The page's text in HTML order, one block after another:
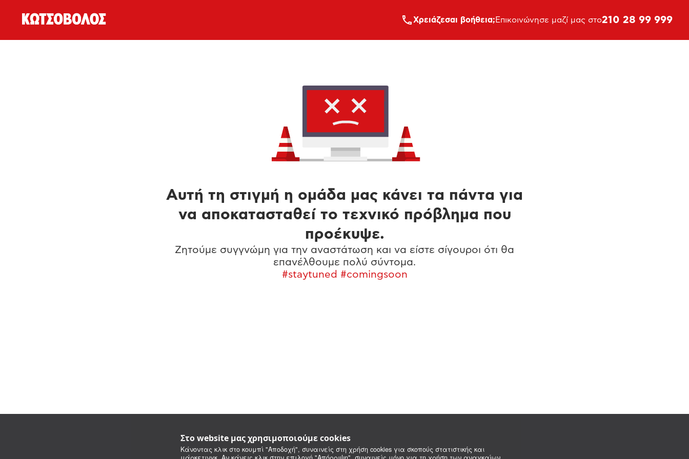
Στο website μας χρησιμοποιούμε cookies
Κάνοντας κλικ στο κουμπί "Αποδοχή", συναινείς στη χρήση cookies για σκοπούς στατιστικής και
Xρειάζεσαι βοήθεια; Επικοινώνησε μαζί μας στο210 28 99 999
Αυτή τη στιγμή η ομάδα μας κάνει τα πάντα για
να αποκατασταθεί το τεχνικό πρόβλημα που
προέκυψε.
Ζητούμε συγγνώμη για την αναστάτωση και να είστε σίγουροι ότι θα
επανέλθουμε πολύ σύντομα.
#staytuned #comingsoon